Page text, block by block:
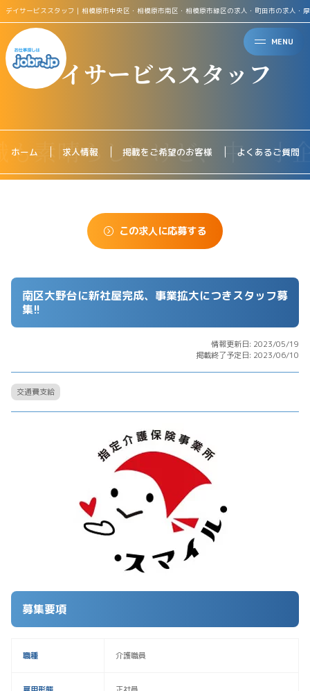
MENU
デイサービススタッフ｜相模原市中央区・相模原市南区・相模原市緑区の求人・町田市の求人・
デイサービススタッフ
ホーム 求人情報 掲載をご希望のお客様 よくあるご質問
この求人に応募する
南区大野台に新社屋完成、事業拡大につきスタッフ募
集!!
情報更新日: 2023/05/19
掲載終了予定日: 2023/06/10
交通費支給
募集要項
職種 介護職員